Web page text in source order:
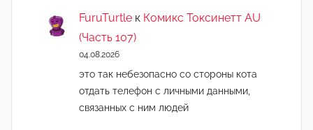
FuruTurtle к Комикс Токсинетт AU
(Часть 107)
04.08.2026
это так небезопасно со стороны кота
отдать телефон с личными данными,
связанных с ним людей